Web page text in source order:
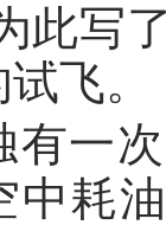
此写
飞。
一次
中耗